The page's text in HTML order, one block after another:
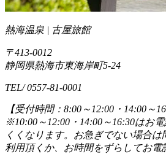
熱海温泉 | 古屋旅館
〒413-0012
静岡県熱海市東海岸町5-24
TEL/ 0557-81-0001
【受付時間：8:00～12:00・14:00～
※10:00～12:00・14:00～16:30はお
くくなります。お急ぎでない場合
利用頂くか、お時間をずらしてお電